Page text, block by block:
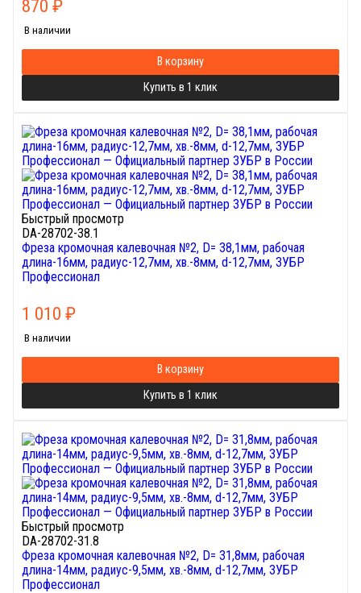
870 ₽
В наличии
В корзину
Купить в 1 клик
Быстрый просмотр
DA-28702-38.1
Фреза кромочная калевочная №2, D= 38,1мм, рабочая
длина-16мм, радиус-12,7мм, хв.-8мм, d-12,7мм, ЗУБР
Профессионал
1 010 ₽
В наличии
В корзину
Купить в 1 клик
Быстрый просмотр
DA-28702-31.8
Фреза кромочная калевочная №2, D= 31,8мм, рабочая
длина-14мм, радиус-9,5мм, хв.-8мм, d-12,7мм, ЗУБР
Профессионал